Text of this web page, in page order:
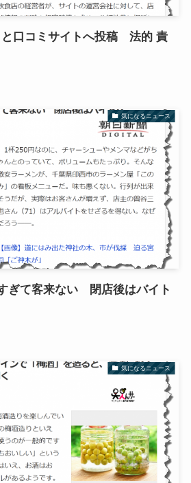
と口コミサイトへ投稿 法的 責
気になるニュース
ぎて客来ない 閉店後はバイト
気になるニュース